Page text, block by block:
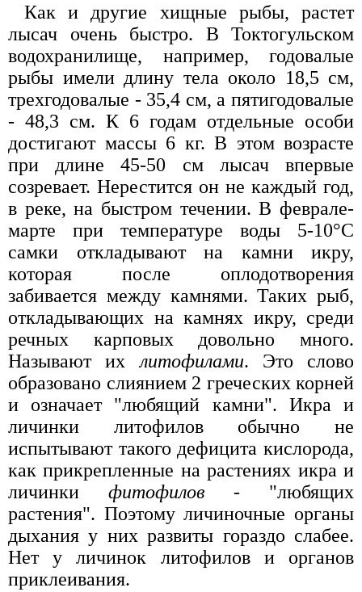
Как и другие хищные рыбы, растет
лысач очень быстро. В Токтогульском
водохранилище, например, годовалые
рыбы имели длину тела около 18,5 см,
трехгодовалые - 35,4 см, а пятигодовалые
- 48,3 см. К 6 годам отдельные особи
достигают массы 6 кг. В этом возрасте
при длине 45-50 см лысач впервые
созревает. Нерестится он не каждый год,
в реке, на быстром течении. В феврале-
марте при температуре воды 5-10°С
самки откладывают на камни икру,
которая после оплодотворения
забивается между камнями. Таких рыб,
откладывающих на камнях икру, среди
речных карповых довольно много.
Называют ихлитофилами. Это слово
образовано слиянием 2 греческих корней
и означает "любящий камни". Икра и
личинки литофилов обычно не
испытывают такого дефицита кислорода,
как прикрепленные на растениях икра и
личинки фитофилов - "любящих
растения". Поэтому личиночные органы
дыхания у них развиты гораздо слабее.
Нет у личинок литофилов и органов
приклеивания.